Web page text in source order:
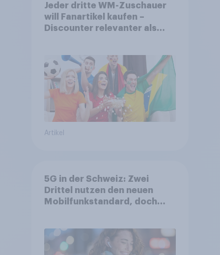
Jeder dritte WM-Zuschauer
will Fanartikel kaufen –
Discounter relevanter als
Artikel
5G in der Schweiz: Zwei
Drittel nutzen den neuen
Mobilfunkstandard, doch